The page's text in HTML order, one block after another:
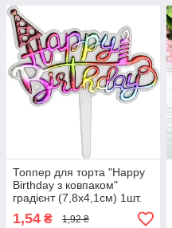
Топпер для торта "Happy
Birthday з ковпаком"
градієнт (7,8х4,1см) 1шт.
1,54 ₴ 1,92 ₴